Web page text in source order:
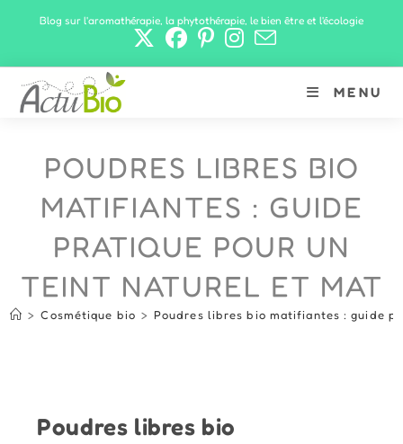
Blog sur l'aromathérapie, la phytothérapie, le bien être et l'écologie
MENU
POUDRES LIBRES BIO
MATIFIANTES : GUIDE
PRATIQUE POUR UN
TEINT NATUREL ET MAT
> Cosmétique bio > Poudres libres bio matifiantes : guide
Poudres libres bio